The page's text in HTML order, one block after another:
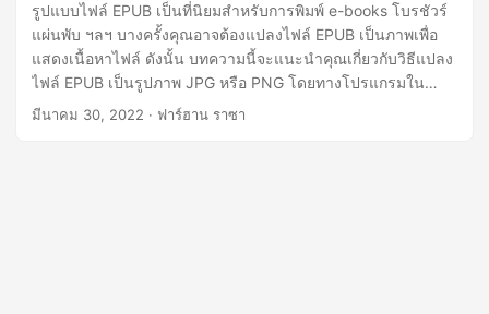
รูปแบบไฟล์ EPUB เป็นที่นิยมสำหรับการพิมพ์ e-books โบรชัวร์
แผ่นพับ ฯลฯ บางครั้งคุณอาจต้องแปลงไฟล์ EPUB เป็นภาพเพื่อ
แสดงเนื้อหาไฟล์ ดังนั้น บทความนี้จะแนะนำคุณเกี่ยวกับวิธีแปลง
ไฟล์ EPUB เป็นรูปภาพ JPG หรือ PNG โดยทางโปรแกรมใน
Java
มีนาคม 30, 2022 · ฟาร์ฮาน ราซา